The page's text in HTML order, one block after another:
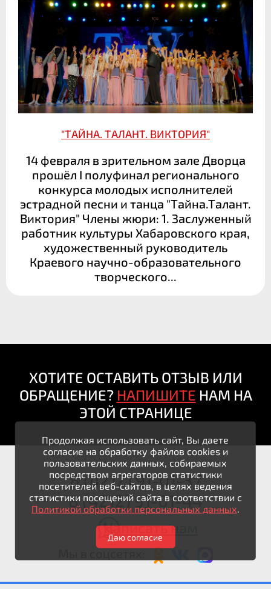
"ТАЙНА. ТАЛАНТ. ВИКТОРИЯ"
14 февраля в зрительном зале Дворца
прошёл I полуфинал регионального
конкурса молодых исполнителей
эстрадной песни и танца "Тайна.Талант.
Виктория" Члены жюри: 1. Заслуженный
работник культуры Хабаровского края,
художественный руководитель
Краевого научно-образовательного
творческого...
ХОТИТЕ ОСТАВИТЬ ОТЗЫВ ИЛИ
ОБРАЩЕНИЕ? НАПИШИТЕ НАМ НА
ЭТОЙ СТРАНИЦЕ
8 (4212) 91-01-37
8 (4212) 91-01-44
Написать нам
Мы в соцсетях:
Продолжая использовать сайт, Вы даете
согласие на обработку файлов cookies и
пользовательских данных, собираемых
посредством агрегаторов статистики
посетителей веб-сайтов, в целях ведения
статистики посещений сайта в соответствии с
Политикой обработки персональных данных
Даю согласие